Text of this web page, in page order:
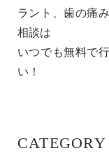
CATEGORY
ラント、歯の痛
相談は
いつでも無料で
い！